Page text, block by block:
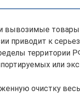
вывозимые товары
приводит к
территории
или
очистку